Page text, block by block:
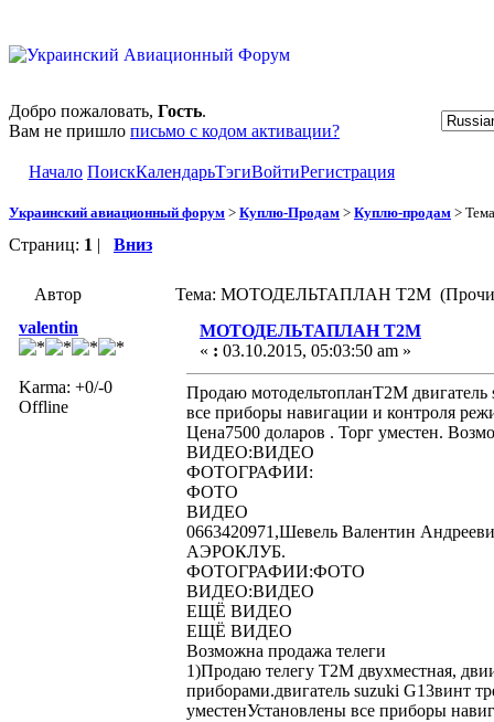
Добро пожаловать, Гость.
Вам не пришло письмо с кодом активации?
Начало ПоискКалендарьТэгиВойтиРегистрация
Украинский авиационный форум > Куплю-Продам > Куплю-продам >
Страниц: 1 | Вниз
Автор
Тема: МОТОДЕЛЬТАПЛАН Т2М
valentin
Karma: +0/-0
Offline
МОТОДЕЛЬТАПЛАН Т2М
« : 03.10.2015, 05:03:50 am »
Продаю мотодельтопланТ2М двигатель
все приборы навигации и контроля
Цена7500 доларов . Торг уместен.
ВИДЕО:ВИДЕО
ФОТОГРАФИИ:
ФОТО
ВИДЕО
0663420971,Шевель Валентин
АЭРОКЛУБ.
ФОТОГРАФИИ:ФОТО
ВИДЕО:ВИДЕО
ЕЩЁ ВИДЕО
ЕЩЁ ВИДЕО
Возможна продажа телеги
1)Продаю телегу Т2М двухместная,
приборами.двигатель suzuki G13винт
уместенУстановлены все приборы